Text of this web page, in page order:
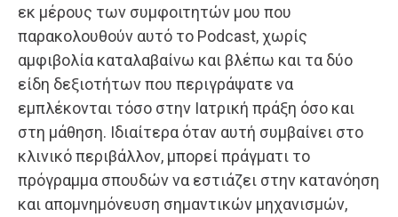
εκ μέρους των συμφοιτητών μου που
παρακολουθούν αυτό το Podcast, χωρίς
αμφιβολία καταλαβαίνω και βλέπω και τα δύο
είδη δεξιοτήτων που περιγράψατε να
εμπλέκονται τόσο στην Ιατρική πράξη όσο και
στη μάθηση. Ιδιαίτερα όταν αυτή συμβαίνει στο
κλινικό περιβάλλον, μπορεί πράγματι το
πρόγραμμα σπουδών να εστιάζει στην κατανόηση
και απομνημόνευση σημαντικών μηχανισμών,